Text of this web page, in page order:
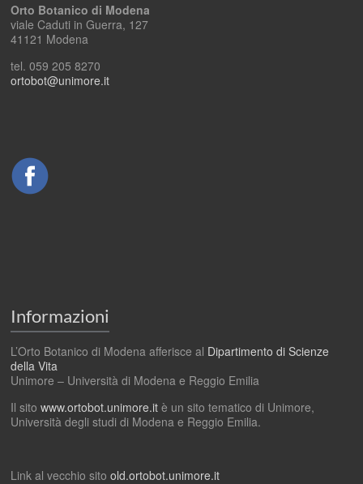
Orto Botanico di Modena
viale Caduti in Guerra, 127
41121 Modena
tel. 059 205 8270
ortobot@unimore.it
Informazioni
L’Orto Botanico di Modena afferisce al Dipartimento di Scienze
della Vita
Unimore – Università di Modena e Reggio Emilia
Il sitowww.ortobot.unimore.it è un sito tematico di Unimore,
Università degli studi di Modena e Reggio Emilia.
Link al vecchio sitoold.ortobot.unimore.it